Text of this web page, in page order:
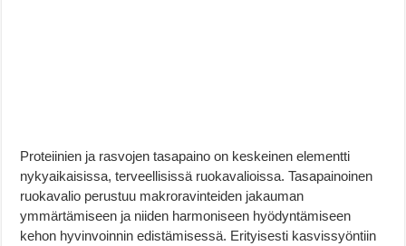
Proteiinien ja rasvojen tasapaino on keskeinen elementti
nykyaikaisissa, terveellisissä ruokavalioissa. Tasapainoinen
ruokavalio perustuu makroravinteiden jakauman
ymmärtämiseen ja niiden harmoniseen hyödyntämiseen
kehon hyvinvoinnin edistämisessä. Erityisesti kasvissyöntiin